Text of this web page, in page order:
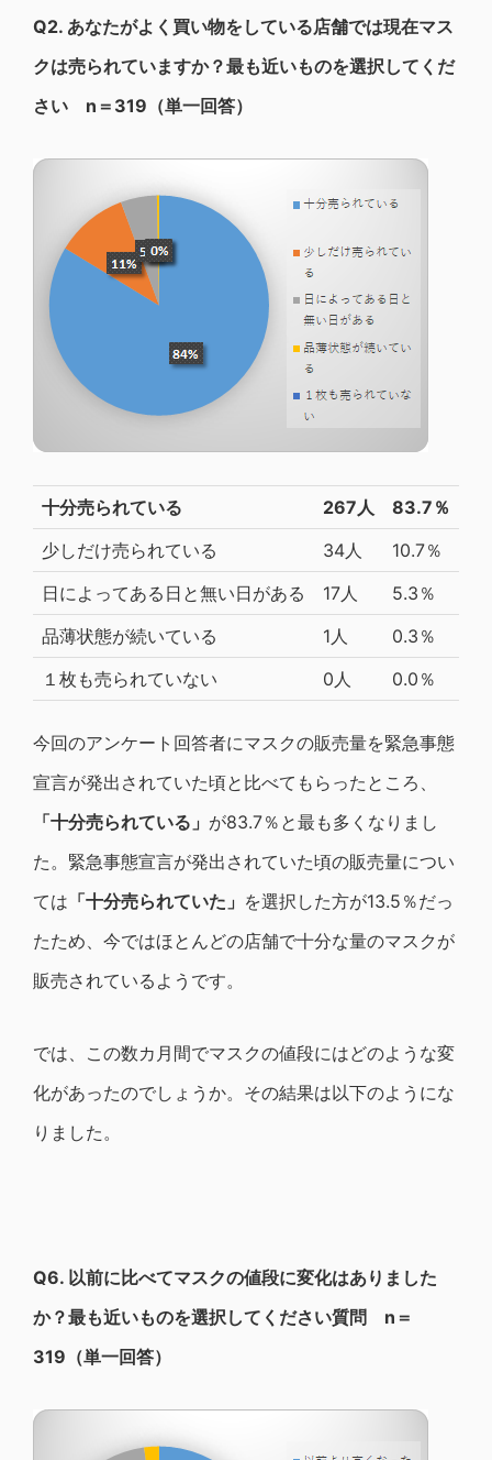
Q2. あなたがよく買い物をしている店舗では現在マス
クは売られていますか？最も近いものを選択してくだ
さい n＝319（単一回答）
十分売られている 267人
83.7％
少しだけ売られている
34人
10.7％
日によってある日と無い日がある
17人
5.3％
品薄状態が続いている
1人
0.3％
１枚も売られていない
0人 0.0％
今回のアンケート回答者にマスクの販売量を緊急事態
宣言が発出されていた頃と比べてもらったところ、
「十分売られている」 が83.7％と最も多くなりまし
た。緊急事態宣言が発出されていた頃の販売量につい
ては 「十分売られていた」 を選択した方が13.5％だっ
たため、今ではほとんどの店舗で十分な量のマスクが
販売されているようです。
では、この数カ月間でマスクの値段にはどのような変
化があったのでしょうか。その結果は以下のようにな
りました。
Q6. 以前に比べてマスクの値段に変化はありました
か？最も近いものを選択してください質問 n＝
319（単一回答）